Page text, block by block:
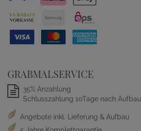
GRABMALSERVICE
35% Anzahlung
Schlusszahlung 10Tage nach Aufbau
Angebote inkl. Lieferung & Aufbau